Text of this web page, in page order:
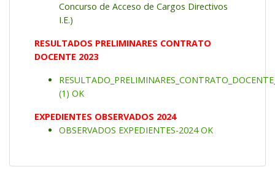
Concurso de Acceso de Cargos Directivos
I.E.)
RESULTADOS PRELIMINARES CONTRATO
DOCENTE 2023
(1) OK
EXPEDIENTES OBSERVADOS 2024
OBSERVADOS EXPEDIENTES-2024 OK